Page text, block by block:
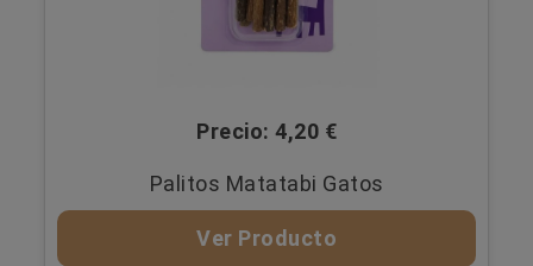
Precio: 4,20 €
Palitos Matatabi Gatos
Ver Producto